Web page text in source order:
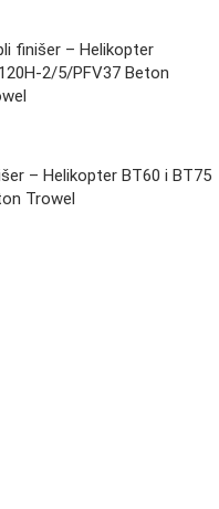
finišer – Helikopter
2/5/PFV37 Beton
– Helikopter BT60 i BT75
Trowel